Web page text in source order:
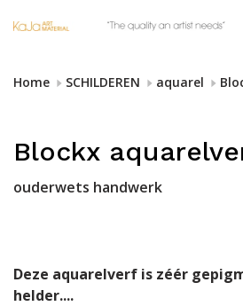
Home SCHILDEREN aquarel
Blockx
ouderwets handwerk
Deze aquarelverf is zéér
helder....